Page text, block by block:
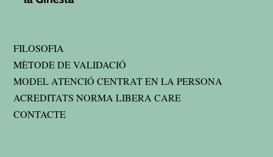
FILOSOFIA
MÈTODE DE VALIDACIÓ
MODEL ATENCIÓ CENTRAT EN LA PERSONA
ACREDITATS NORMA LIBERA CARE
CONTACTE